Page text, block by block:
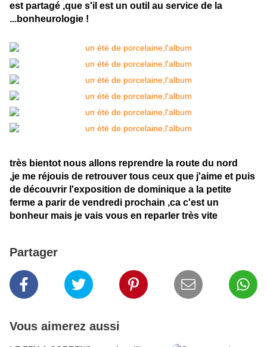
est partagé ,que s'il est un outil au service de la
...bonheurologie !
très bientot nous allons reprendre la route du nord
,je me réjouis de retrouver tous ceux que j'aime et puis
de découvrir l'exposition de dominique a la petite
ferme a parir de vendredi prochain ,ca c'est un
bonheur mais je vais vous en reparler très vite
Partager
Vous aimerez aussi